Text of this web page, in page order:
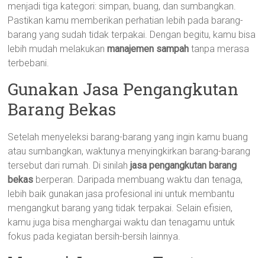
menjadi tiga kategori: simpan, buang, dan sumbangkan.
Pastikan kamu memberikan perhatian lebih pada barang-
barang yang sudah tidak terpakai. Dengan begitu, kamu bisa
lebih mudah melakukanmanajemen sampah tanpa merasa
terbebani.
Gunakan Jasa Pengangkutan
Barang Bekas
Setelah menyeleksi barang-barang yang ingin kamu buang
atau sumbangkan, waktunya menyingkirkan barang-barang
tersebut dari rumah. Di sinilahjasa pengangkutan barang
bekas berperan. Daripada membuang waktu dan tenaga,
lebih baik gunakan jasa profesional ini untuk membantu
mengangkut barang yang tidak terpakai. Selain efisien,
kamu juga bisa menghargai waktu dan tenagamu untuk
fokus pada kegiatan bersih-bersih lainnya.